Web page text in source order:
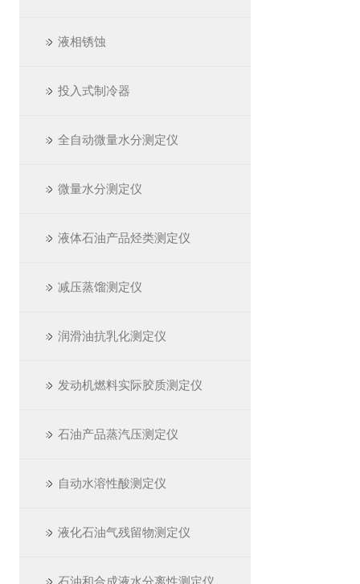
液相锈蚀
投入式制冷器
全自动微量水分测定仪
微量水分测定仪
液体石油产品烃类测定仪
减压蒸馏测定仪
润滑油抗乳化测定仪
发动机燃料实际胶质测定仪
石油产品蒸汽压测定仪
自动水溶性酸测定仪
液化石油气残留物测定仪
石油和合成液水分离性测定仪